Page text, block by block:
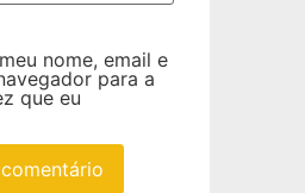
nome, email e
para a
que eu